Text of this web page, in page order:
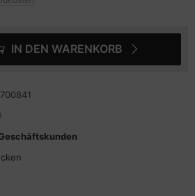
IN DEN WARENKORB